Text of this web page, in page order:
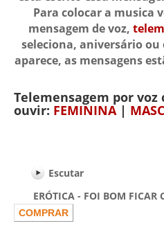
Para colocar a musica
mensagem de voz,
seleciona, aniversário
aparece, as mensagens
Telemensagem por
ouvir: FEMININA|
Escutar
ERÓTICA - FOI BOM FICAR